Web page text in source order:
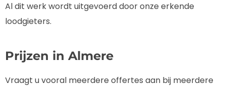
Al dit werk wordt uitgevoerd door onze erkende
loodgieters.
Prijzen in Almere
Vraagt u vooral meerdere offertes aan bij meerdere